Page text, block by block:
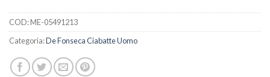
COD:ME-05491213
Categoria:De Fonseca Ciabatte Uomo